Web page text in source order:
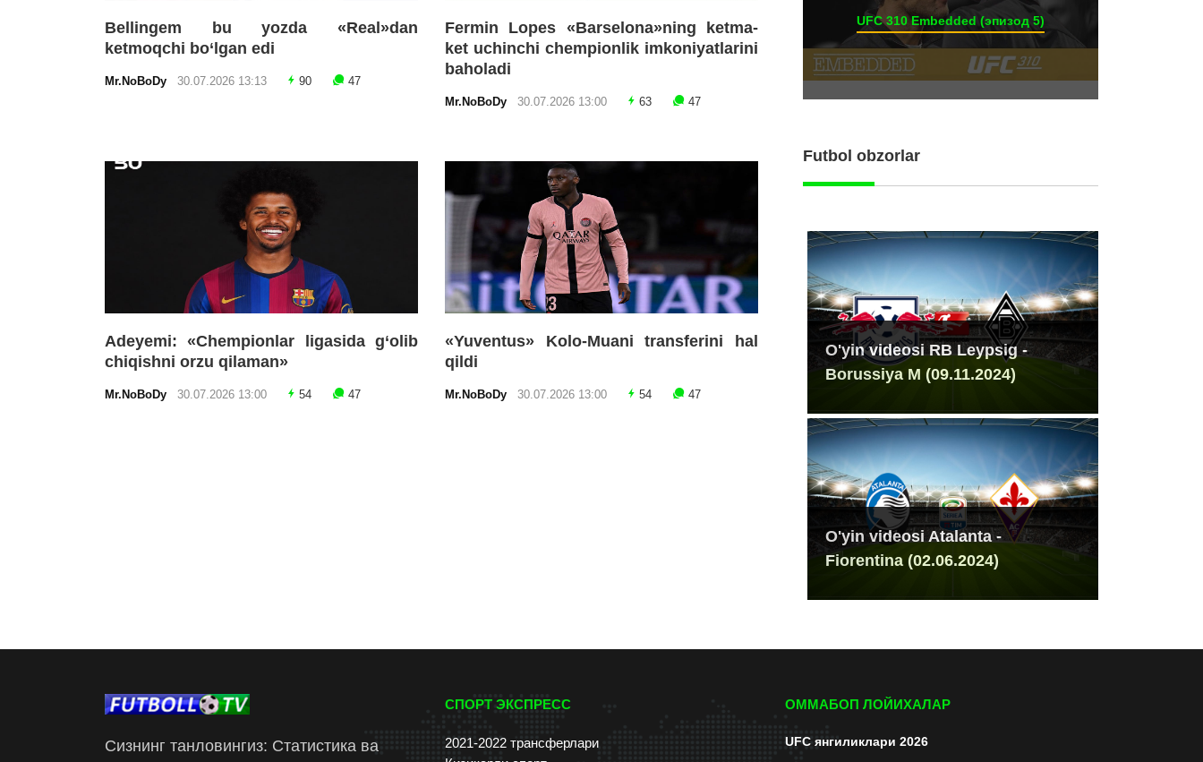
Bellingem bu yozda «Real»dan
ketmoqchi bo‘lgan edi
Mr.NoBoDy 30.07.2026 13:13 90 47
Fermin Lopes «Barselona»ning ketma-
ket uchinchi chempionlik imkoniyatlarini
baholadi
Mr.NoBoDy 30.07.2026 13:00 63 47
Adeyemi: «Chempionlar ligasida g‘olib
chiqishni orzu qilaman»
Mr.NoBoDy 30.07.2026 13:00 54 47
«Yuventus» Kolo-Muani transferini hal
qildi
Mr.NoBoDy 30.07.2026 13:00 54 47
UFC 310 Embedded (эпизод 5)
Futbol obzorlar
O'yin videosi RB Leypsig -
Borussiya M (09.11.2024)
O'yin videosi Atalanta -
Fiorentina (02.06.2024)
Сизнинг танловингиз: Статистика ва
СПОРТ ЭКСПРЕСС
2021-2022 трансферлари
ОММАБОП ЛОЙИХАЛАР
UFC янгиликлари 2026